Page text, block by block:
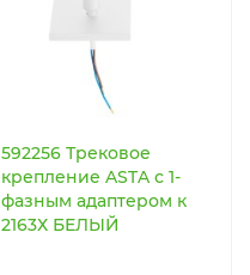
592256 Трековое
крепление ASTA с 1-
фазным адаптером к
2163Х БЕЛЫЙ